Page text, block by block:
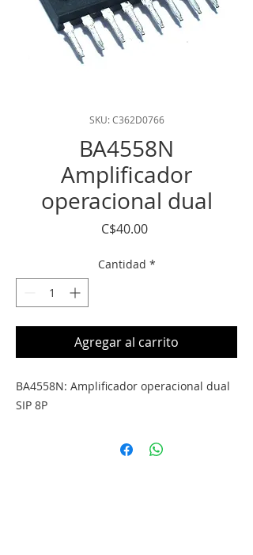
SKU: C362D0766
BA4558N
Amplificador
operacional dual
C$40.00Precio
Cantidad *
Agregar al carrito
BA4558N: Amplificador operacional dual
SIP 8P